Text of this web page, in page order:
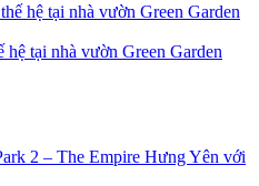
tại nhà vườn Green Garden